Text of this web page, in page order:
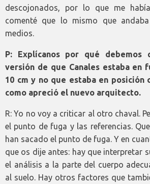
descojonados, por lo que me
comenté que lo mismo que
medios.
P: Explícanos por qué debemos
versión de que Canales estaba en
10 cm y no que estaba en posición
como apreció el nuevo arquitecto.
R: Yo no voy a criticar al otro chaval.
el punto de fuga y las referencias.
han sacado el punto de fuga. Y en
que os dije antes: hay que interpretar
el análisis a la parte del cuerpo
al suelo. Hay otros factores que